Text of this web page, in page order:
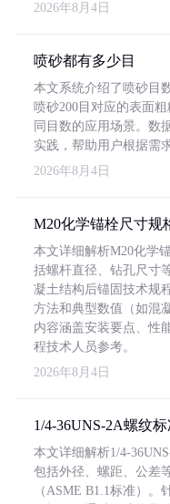
2026年8月4日
喷砂都有多少目
本文系统介绍了喷砂目
喷砂200目对应的表面
同目数的应用场景。数
实践，帮助用户根据需
2026年8月4日
M20化学锚栓尺寸规
本文详细解析M20化学
括螺杆直径、钻孔尺寸
凝土结构后锚固技术规
方法和典型数值（如混
内容涵盖安装要点、性
程技术人员参考。
2026年8月4日
1/4-36UNS-2A螺纹
本文详细解析1/4-
包括外径、螺距、公差
（ASME B1.1标准）。